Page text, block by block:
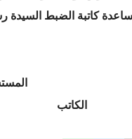
كاتبة الضبط السيدة